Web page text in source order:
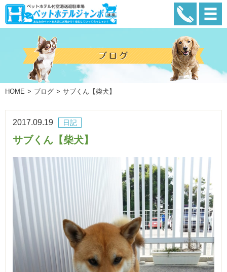
HOME ブログ サブくん【柴犬】
日記
2017.09.19
サブくん【柴犬】